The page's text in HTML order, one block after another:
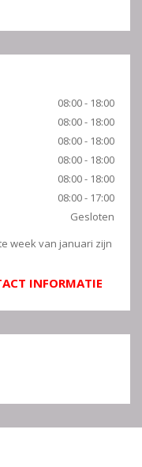
08:00 - 18:00
08:00 - 18:00
08:00 - 18:00
08:00 - 18:00
08:00 - 18:00
08:00 - 17:00
Gesloten
week van januari zijn
INFORMATIE